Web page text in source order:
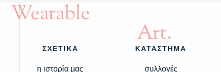
Wearable
Art.
ΣΧΕΤΙΚΑ
η ιστορία μας
ΚΑΤΑΣΤΗΜΑ
συλλογές